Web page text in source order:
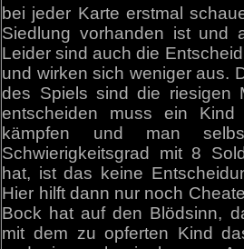
bei jeder Karte erstmal
Siedlung vorhanden ist und
Leider sind auch die
und wirken sich weniger aus.
des Spiels sind die riesigen
entscheiden muss ein
kämpfen und man
Schwierigkeitsgrad mit 8
hat, ist das keine
Hier hilft dann nur noch
Bock hat auf den Blödsinn,
mit dem zu opferten Kind